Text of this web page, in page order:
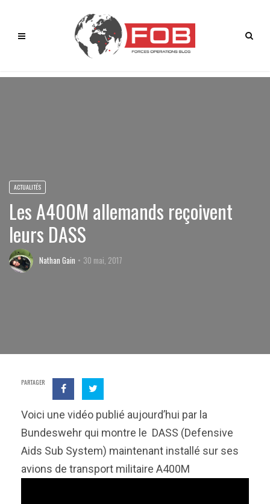
ACTUALITÉS
Les A400M allemands reçoivent
leurs DASS
Nathan Gain 30 mai, 2017
PARTAGER
Voici une vidéo publié aujourd’hui par la
Bundeswehr qui montre le DASS (Defensive
Aids Sub System) maintenant installé sur ses
avions de transport militaire A400M